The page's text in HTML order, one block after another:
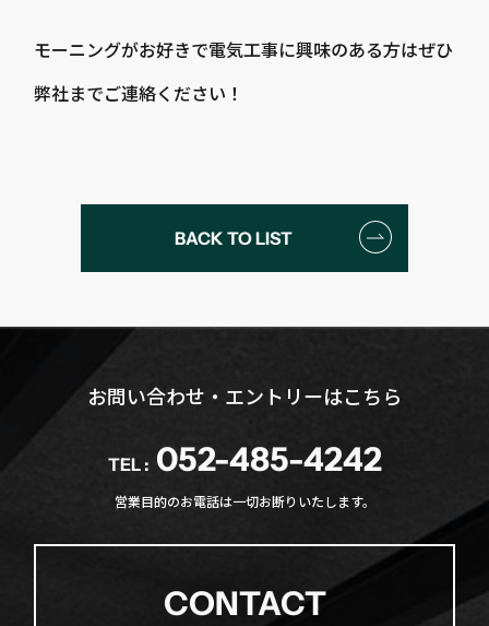
モーニングがお好きで電気工事に興味のある方はぜひ
弊社までご連絡ください！
BACK TO LIST
お問い合わせ・エントリーはこちら
TEL : 052-485-4242
営業目的のお電話は一切お断りいたします。
CONTACT